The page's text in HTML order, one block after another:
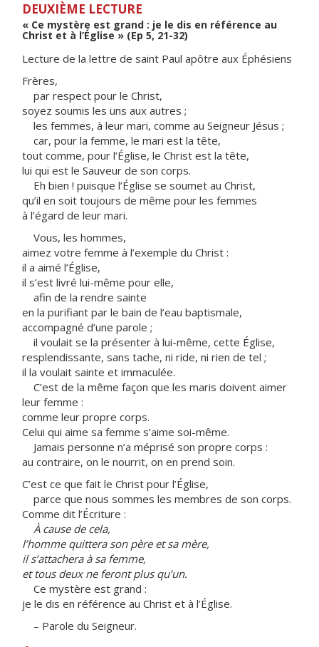
DEUXIÈME LECTURE
« Ce mystère est grand : je le dis en référence au
Christ et à l’Église » (Ep 5, 21-32)
Lecture de la lettre de saint Paul apôtre aux Éphésiens
Frères,
par respect pour le Christ,
soyez soumis les uns aux autres ;
les femmes, à leur mari, comme au Seigneur Jésus ;
car, pour la femme, le mari est la tête,
tout comme, pour l’Église, le Christ est la tête,
lui qui est le Sauveur de son corps.
Eh bien ! puisque l’Église se soumet au Christ,
qu’il en soit toujours de même pour les femmes
à l’égard de leur mari.
Vous, les hommes,
aimez votre femme à l’exemple du Christ :
il a aimé l’Église,
il s’est livré lui-même pour elle,
afin de la rendre sainte
en la purifiant par le bain de l’eau baptismale,
accompagné d’une parole ;
il voulait se la présenter à lui-même, cette Église,
resplendissante, sans tache, ni ride, ni rien de tel ;
il la voulait sainte et immaculée.
C’est de la même façon que les maris doivent aimer
leur femme :
comme leur propre corps.
Celui qui aime sa femme s’aime soi-même.
Jamais personne n’a méprisé son propre corps :
au contraire, on le nourrit, on en prend soin.
C’est ce que fait le Christ pour l’Église,
parce que nous sommes les membres de son corps.
Comme dit l’Écriture :
À cause de cela,
l’homme quittera son père et sa mère,
il s’attachera à sa femme,
et tous deux ne feront plus qu’un.
Ce mystère est grand :
je le dis en référence au Christ et à l’Église.
– Parole du Seigneur.